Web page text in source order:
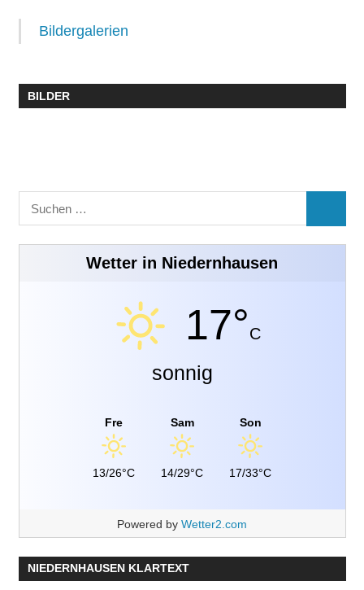
Bildergalerien
BILDER
Suchen
nach:
Wetter in Niedernhausen
17°C
sonnig
Fre
13/26°C
Sam
14/29°C
Son
17/33°C
Powered by Wetter2.com
NIEDERNHAUSEN KLARTEXT